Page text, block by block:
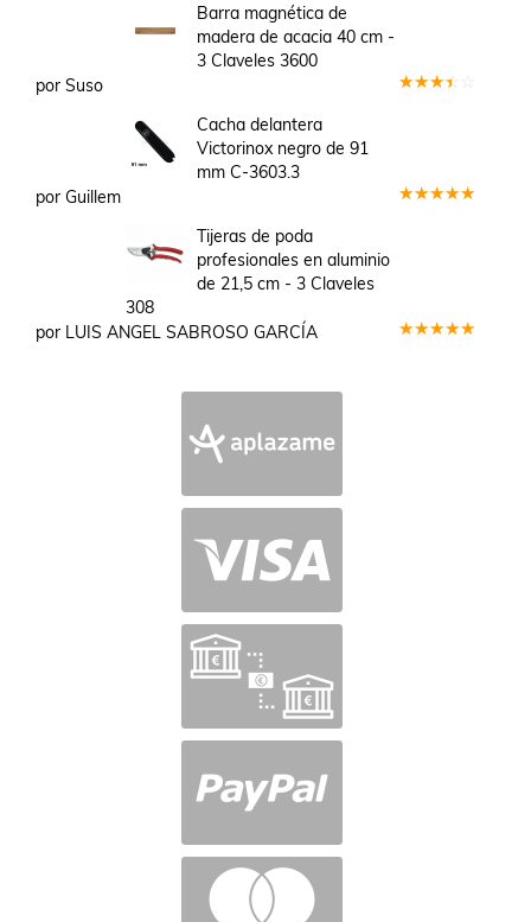
Barra magnética de
madera de acacia 40 cm -
3 Claveles 3600
por Suso
Cacha delantera
Victorinox negro de 91
mm C-3603.3
por Guillem
Tijeras de poda
profesionales en aluminio
de 21,5 cm - 3 Claveles
308
por LUIS ANGEL SABROSO GARCÍA